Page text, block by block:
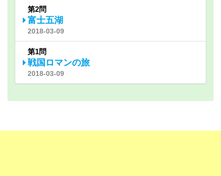
第2問
富士五湖
2018-03-09
第1問
戦国ロマンの旅
2018-03-09